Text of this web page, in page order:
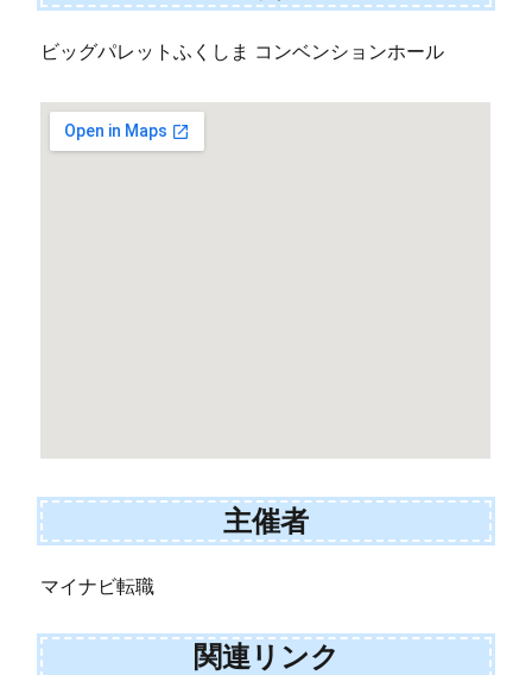
ビッグパレットふくしま コンベンションホール
主催者
マイナビ転職
関連リンク